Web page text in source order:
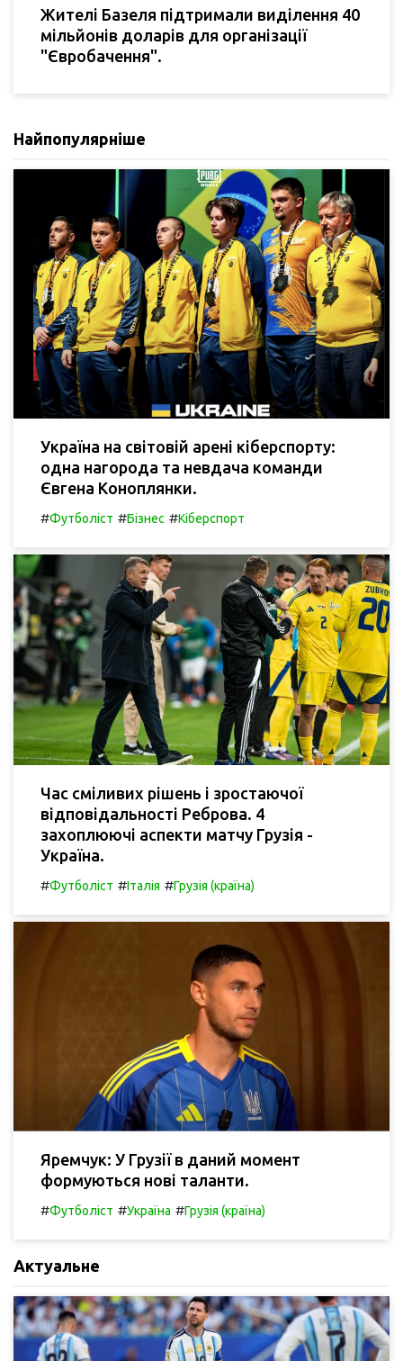
Жителі Базеля підтримали виділення 40
мільйонів доларів для організації
"Євробачення".
Найпопулярніше
Україна на світовій арені кіберспорту:
одна нагорода та невдача команди
Євгена Коноплянки.
#Футболіст #Бізнес #Кіберспорт
Час сміливих рішень і зростаючої
відповідальності Реброва. 4
захоплюючі аспекти матчу Грузія -
Україна.
#Футболіст #Італія #Грузія (країна)
Яремчук: У Грузії в даний момент
формуються нові таланти.
#Футболіст #Україна #Грузія (країна)
Актуальне